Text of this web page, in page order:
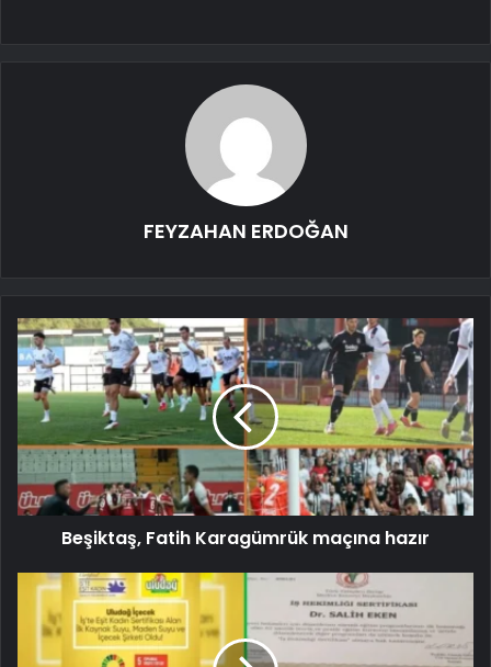
FEYZAHAN ERDOĞAN
Beşiktaş, Fatih Karagümrük maçına hazır